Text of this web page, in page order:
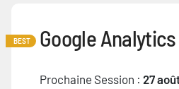
BEST Google Analytics
Prochaine Session : 27